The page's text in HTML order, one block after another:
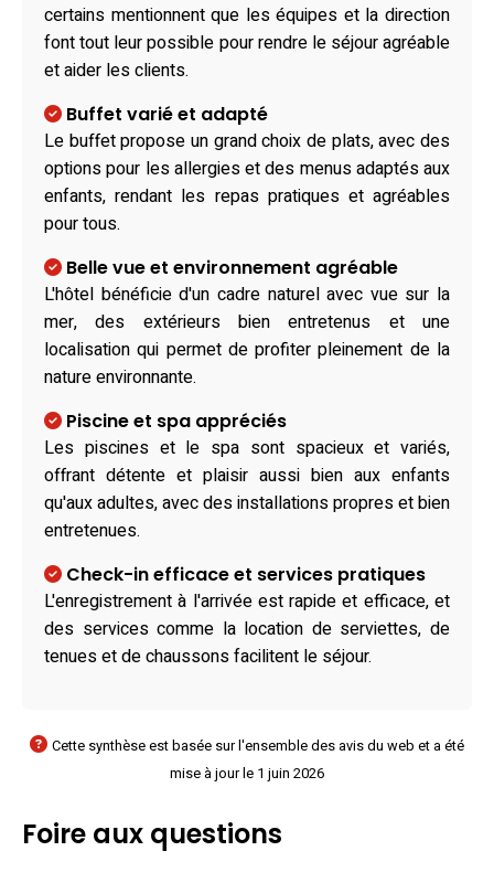
certains mentionnent que les équipes et la direction
font tout leur possible pour rendre le séjour agréable
et aider les clients.
Buffet varié et adapté
Le buffet propose un grand choix de plats, avec des
options pour les allergies et des menus adaptés aux
enfants, rendant les repas pratiques et agréables
pour tous.
Belle vue et environnement agréable
L'hôtel bénéficie d'un cadre naturel avec vue sur la
mer, des extérieurs bien entretenus et une
localisation qui permet de profiter pleinement de la
nature environnante.
Piscine et spa appréciés
Les piscines et le spa sont spacieux et variés,
offrant détente et plaisir aussi bien aux enfants
qu'aux adultes, avec des installations propres et bien
entretenues.
Check-in efficace et services pratiques
L'enregistrement à l'arrivée est rapide et efficace, et
des services comme la location de serviettes, de
tenues et de chaussons facilitent le séjour.
Cette synthèse est basée sur l'ensemble des avis du web et a été
mise à jour le 1 juin 2026
Foire aux questions